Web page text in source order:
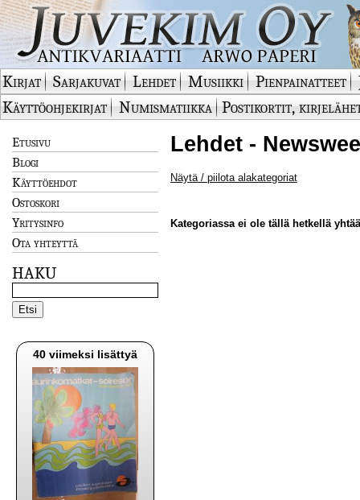
Kirjat Sarjakuvat Lehdet Musiikki Pienpainatteet
Käyttöohjekirjat
Numismatiikka Postikortit,
Etusivu
Blogi
Käyttöehdot
Ostoskori
Yritysinfo
Ota yhteyttä
HAKU
40 viimeksi lisättyä
Lehdet -
Näytä / piilota alakategoriat
Kategoriassa ei ole tällä hetkellä